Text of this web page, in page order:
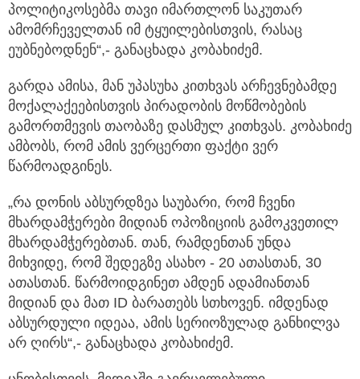
პოლიტიკოსებმა თავი იმართლონ საკუთარ
ამომრჩეველთან იმ ტყუილებისთვის, რასაც
ეუბნებოდნენ“,- განაცხადა კობახიძემ.
გარდა ამისა, მან უპასუხა კითხვას არჩევნებამდე
მოქალაქეებისთვის პირადობის მოწმობების
გამორთმევის თაობაზე დასმულ კითხვას. კობახიძე
ამბობს, რომ ამის ვერცერთი ფაქტი ვერ
წარმოადგინეს.
„რა დონის აბსურდზეა საუბარი, რომ ჩვენი
მხარდამჭერები მიდიან ოპოზიციის გამოკვეთილ
მხარდამჭერებთან. თან, რამდენთან უნდა
მიხვიდე, რომ შედეგზე ასახო - 20 ათასთან, 30
ათასთან. წარმოიდგინეთ ამდენ ადამიანთან
მიდიან და მათ ID ბარათებს სთხოვენ. იმდენად
აბსურდული იდეაა, ამის სერიოზულად განხილვა
არ ღირს“,- განაცხადა კობახიძემ.